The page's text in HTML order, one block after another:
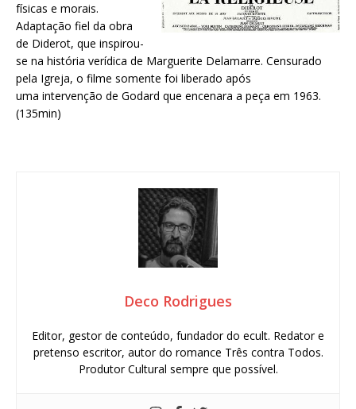
físicas e morais.
Adaptação fiel da obra
de Diderot, que inspirou-
se na história verídica de Marguerite Delamarre. Censurado
pela Igreja, o filme somente foi liberado após
uma intervenção de Godard que encenara a peça em 1963.
(135min)
Deco Rodrigues
Editor, gestor de conteúdo, fundador do ecult. Redator e
pretenso escritor, autor do romance Três contra Todos.
Produtor Cultural sempre que possível.